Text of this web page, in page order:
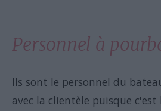
Personnel à
Ils sont le personnel du
avec la clientèle puisque